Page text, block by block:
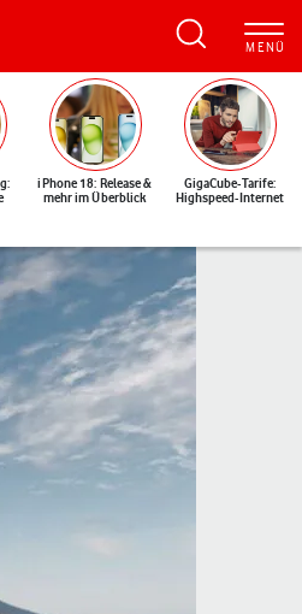
iPhone 18: Release &
mehr im Überblick
GigaCube-Tarife:
Highspeed-Internet